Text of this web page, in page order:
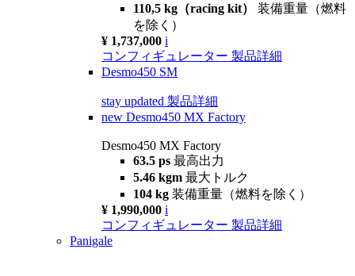
110,5 kg（racing kit） 装備重量（燃料
を除く）
¥ 1,737,000 i
コンフィギュレーター 製品詳細
Desmo450 SM
stay updated 製品詳細
new Desmo450 MX Factory
Desmo450 MX Factory
63.5 ps 最高出力
5.46 kgm 最大トルク
104 kg 装備重量（燃料を除く）
¥ 1,990,000 i
コンフィギュレーター 製品詳細
Panigale